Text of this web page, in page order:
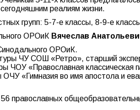
реалиям жизни.
групп: 5-7-е классы, 8-9-е
ОРОиК Вячеслав
ОРОиК.
ЧУ СОШ «Ретро», старший
ЧОУ «Православная классическая
«Гимназия во имя апостола и
православных